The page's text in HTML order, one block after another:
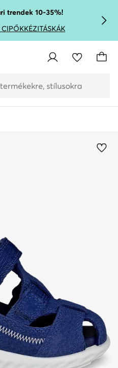
trendek 10-35%!
CIPŐKKÉZITÁSKÁK
stílusokra